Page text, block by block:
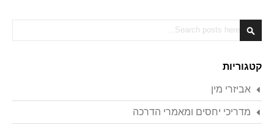
Search
Search
קטגוריות
אביזרי מין
מדריכי יחסים ומאמרי הדרכה